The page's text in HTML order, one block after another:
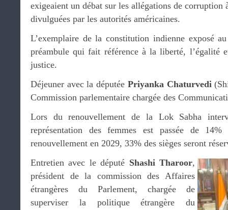
exigeaient un débat sur les allégations de corruption
divulguées par les autorités américaines.
L’exemplaire de la constitution indienne exposé
préambule qui fait référence à la liberté, l’égalité
justice.
Déjeuner avec la députée Priyanka Chaturvedi
Commission parlementaire chargée des
Lors du renouvellement de la Lok Sabha
représentation des femmes est passée de
renouvellement en 2029, 33% des sièges seront
Entretien avec le député Shashi Tharoor,
président de la commission des Affaires
étrangères du Parlement, chargée de
superviser la politique étrangère du